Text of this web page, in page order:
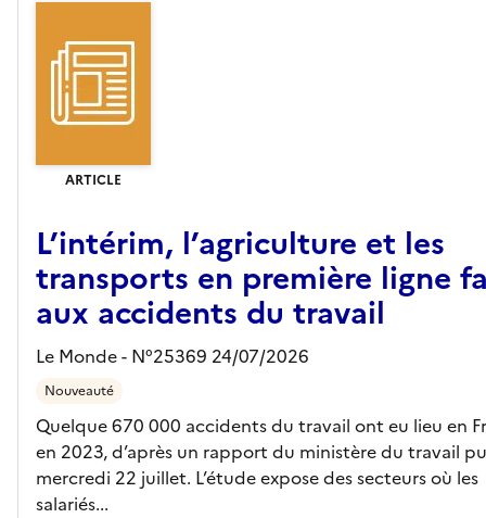
ARTICLE
L’intérim, l’agriculture et les
transports en première ligne
aux accidents du travail
Le Monde - N°25369 24/07/2026
Nouveauté
Quelque 670 000 accidents du travail ont eu lieu en
en 2023, d’après un rapport du ministère du travail
mercredi 22 juillet. L’étude expose des secteurs où les
salariés...